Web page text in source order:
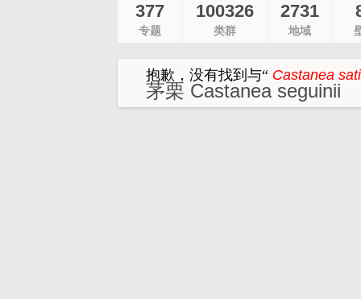
377
专题
100326
类群
2731
地域
抱歉，没有找到与“Castanea
茅栗 Castanea seguinii